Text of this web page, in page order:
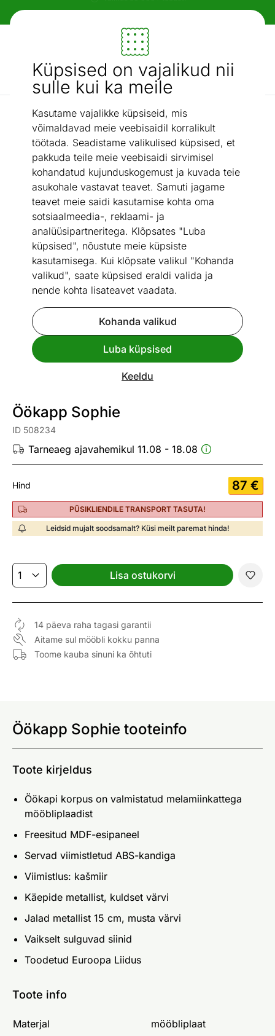
Küpsised on vajalikud nii
sulle kui ka meile
Kasutame vajalikke küpsiseid, mis
võimaldavad meie veebisaidil korralikult
töötada. Seadistame valikulised küpsised, et
pakkuda teile meie veebisaidi sirvimisel
kohandatud kujunduskogemust ja kuvada teie
asukohale vastavat teavet. Samuti jagame
teavet meie saidi kasutamise kohta oma
sotsiaalmeedia-, reklaami- ja
analüüsipartneritega. Klõpsates "Luba
küpsised", nõustute meie küpsiste
kasutamisega. Kui klõpsate valikul "Kohanda
valikud", saate küpsised eraldi valida ja
nende kohta lisateavet vaadata.
Kohanda valikud
Luba küpsised
Keeldu
Mööbel ja sisustus - ON24
Otsi...
AI otsing
Parimad pakkumised / Öökapp Sophie
Vaata sarnaseid
Öökapp Sophie
ID 508234
Tarneaeg ajavahemikul 11.08 - 18.08
Hind 87 €
PÜSIKLIENDILE TRANSPORT TASUTA!
Leidsid mujalt soodsamalt? Küsi meilt paremat hinda!
Lisa ostukorvi
14 päeva raha tagasi garantii
Aitame sul mööbli kokku panna
Toome kauba sinuni ka õhtuti
Öökapp Sophie tooteinfo
Toote kirjeldus
Öökapi korpus on valmistatud melamiinkattega
mööbliplaadist
Freesitud MDF-esipaneel
Servad viimistletud ABS-kandiga
Viimistlus: kašmiir
Käepide metallist, kuldset värvi
Jalad metallist 15 cm, musta värvi
Vaikselt sulguvad siinid
Toodetud Euroopa Liidus
Toote info
Materjal mööbliplaat